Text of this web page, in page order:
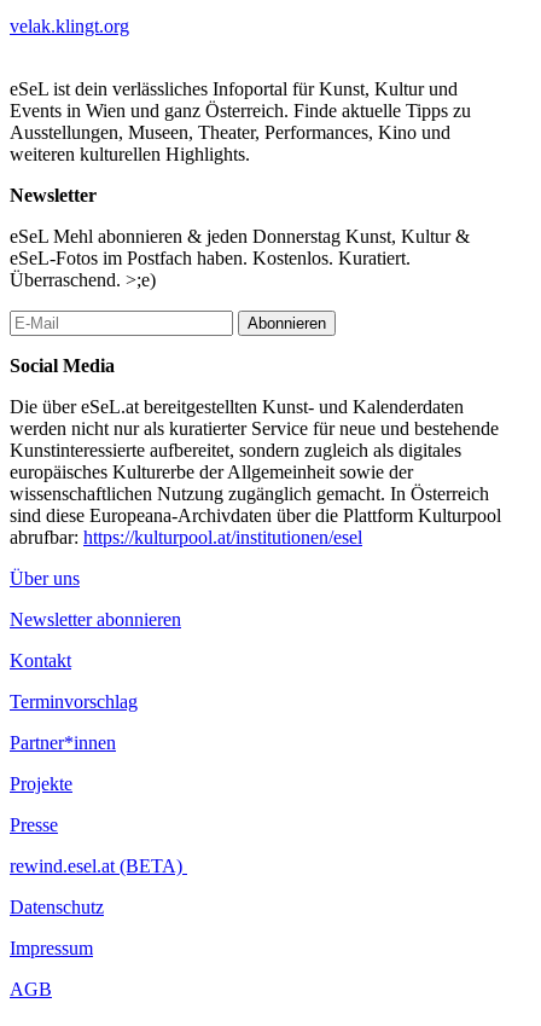
velak.klingt.org
eSeL ist dein verlässliches Infoportal für Kunst, Kultur und
Events in Wien und ganz Österreich. Finde aktuelle Tipps zu
Ausstellungen, Museen, Theater, Performances, Kino und
weiteren kulturellen Highlights.
Newsletter
eSeL Mehl abonnieren & jeden Donnerstag Kunst, Kultur &
eSeL-Fotos im Postfach haben. Kostenlos. Kuratiert.
Überraschend. >;e)
Abonnieren
Social Media
Die über eSeL.at bereitgestellten Kunst- und Kalenderdaten
werden nicht nur als kuratierter Service für neue und bestehende
Kunstinteressierte aufbereitet, sondern zugleich als digitales
europäisches Kulturerbe der Allgemeinheit sowie der
wissenschaftlichen Nutzung zugänglich gemacht. In Österreich
sind diese Europeana-Archivdaten über die Plattform Kulturpool
abrufbar: https://kulturpool.at/institutionen/esel
Über uns
Newsletter abonnieren
Kontakt
Terminvorschlag
Partner*innen
Projekte
Presse
rewind.esel.at (BETA)
Datenschutz
Impressum
AGB